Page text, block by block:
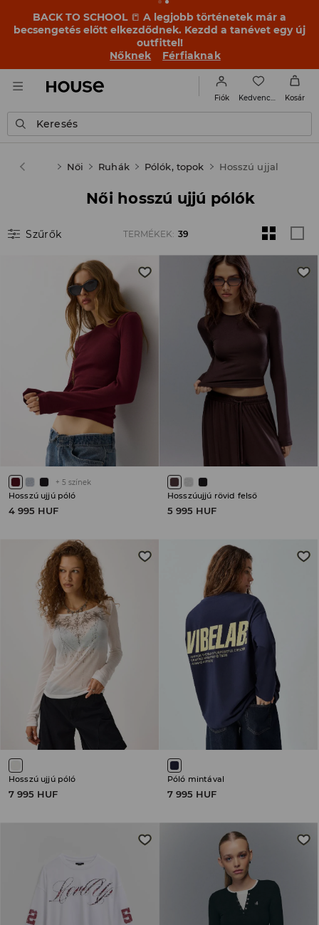
BACK TO SCHOOL 📒 A legjobb történetek már a
becsengetés előtt elkezdődnek. Kezdd a tanévet egy új
outfittel!
Nőknek
Férfiaknak
Fiók Kosár
Keresés
House Női Ruhák Pólók, topok Hosszú ujjal
Női hosszú ujjú pólók
Szűrők TERMÉKEK: 39
+ 5 színek
Hosszú ujjú póló
4 995 HUF
Hosszúujjú rövid felső
5 995 HUF
Hosszú ujjú póló
7 995 HUF
Póló mintával
7 995 HUF